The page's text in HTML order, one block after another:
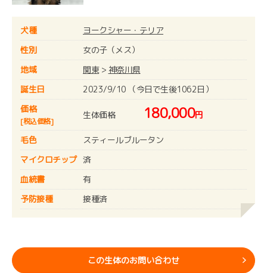
犬種
ヨークシャー・テリア
性別
女の子（メス）
地域
関東> 神奈川県
誕生日
2023/9/10 （今日で生後1062日）
価格
[税込価格]
生体価格 180,000円
毛色
スティールブルータン
マイクロチップ 済
血統書
有
予防接種
接種済
この生体のお問い合わせ